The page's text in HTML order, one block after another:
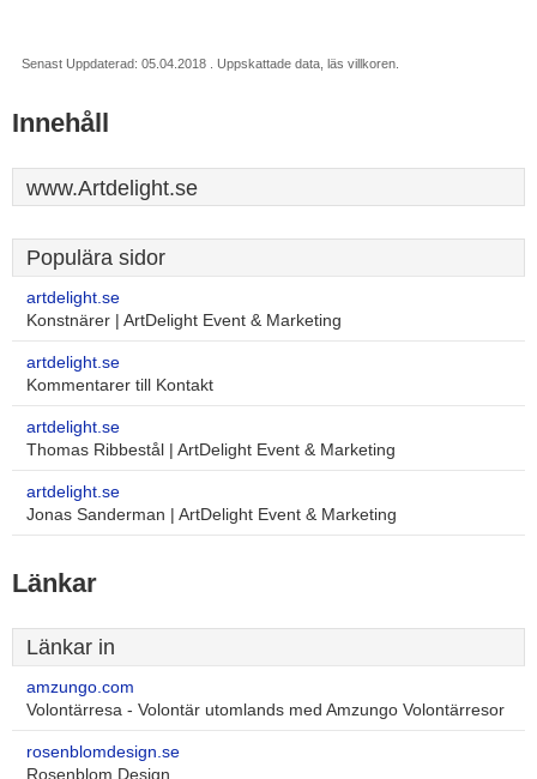
Senast Uppdaterad: 05.04.2018 . Uppskattade data, läs villkoren.
Innehåll
www.Artdelight.se
Populära sidor
artdelight.se
Konstnärer | ArtDelight Event & Marketing
artdelight.se
Kommentarer till Kontakt
artdelight.se
Thomas Ribbestål | ArtDelight Event & Marketing
artdelight.se
Jonas Sanderman | ArtDelight Event & Marketing
Länkar
Länkar in
amzungo.com
Volontärresa - Volontär utomlands med Amzungo Volontärresor
rosenblomdesign.se
Rosenblom Design